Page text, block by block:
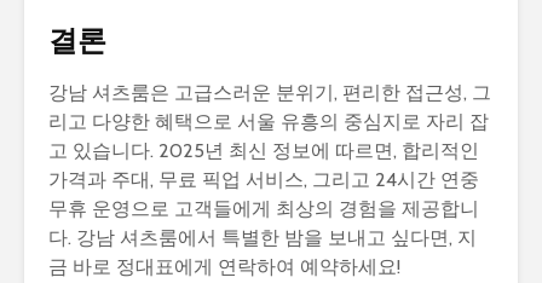
결론
강남 셔츠룸은 고급스러운 분위기, 편리한 접근성, 그
리고 다양한 혜택으로 서울 유흥의 중심지로 자리 잡
고 있습니다. 2025년 최신 정보에 따르면, 합리적인
가격과 주대, 무료 픽업 서비스, 그리고 24시간 연중
무휴 운영으로 고객들에게 최상의 경험을 제공합니
다. 강남 셔츠룸에서 특별한 밤을 보내고 싶다면, 지
금 바로 정대표에게 연락하여 예약하세요!